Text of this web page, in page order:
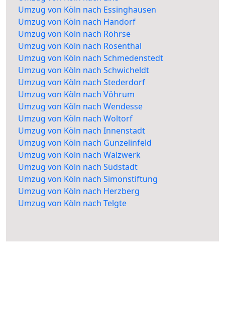
Umzug von Köln nach Essinghausen
Umzug von Köln nach Handorf
Umzug von Köln nach Röhrse
Umzug von Köln nach Rosenthal
Umzug von Köln nach Schmedenstedt
Umzug von Köln nach Schwicheldt
Umzug von Köln nach Stederdorf
Umzug von Köln nach Vöhrum
Umzug von Köln nach Wendesse
Umzug von Köln nach Woltorf
Umzug von Köln nach Innenstadt
Umzug von Köln nach Gunzelinfeld
Umzug von Köln nach Walzwerk
Umzug von Köln nach Südstadt
Umzug von Köln nach Simonstiftung
Umzug von Köln nach Herzberg
Umzug von Köln nach Telgte